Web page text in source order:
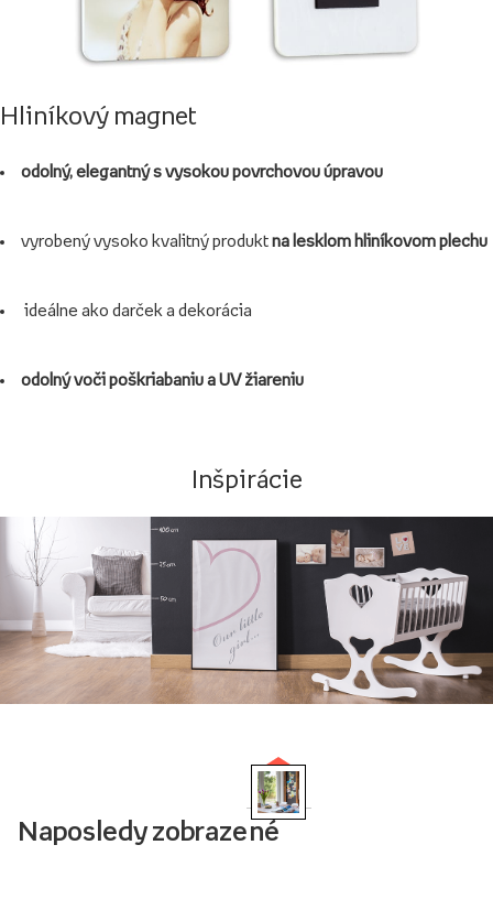
Hliníkový magnet
odolný, elegantný s vysokou povrchovou úpravou
vyrobený vysoko kvalitný produktna lesklom hliníkovom plechu
ideálne ako darček a dekorácia
odolný voči poškriabaniu a UV žiareniu
Inšpirácie
Naposledy zobrazené